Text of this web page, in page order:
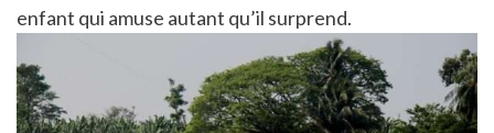
enfant qui amuse autant qu’il surprend.